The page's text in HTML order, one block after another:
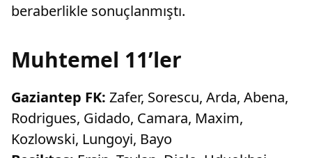
beraberlikle sonuçlanmıştı.
Muhtemel 11’ler
Gaziantep FK: Zafer, Sorescu, Arda, Abena,
Rodrigues, Gidado, Camara, Maxim,
Kozlowski, Lungoyi, Bayo